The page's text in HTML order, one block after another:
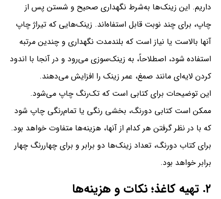
داریم. این زینک‌ها به‌شرط نگهداری صحیح و شستن پس از
چاپ، برای چند نوبت قابل استفاه‌اند. زینک‌هایی که تیراژ چاپ
آنها بالاست یا نیاز است که بلندمدت نگهداری و چندین مرتبه
استفاده شود، اصطلاحاً، به زینک‌سوزی می‌رود و در آنجا با اندود
کردن لایه‌ای مانند صمغ، عمر زینک را افزایش می‌دهند.
این توضیحات برای کتابی است که تک‌رنگ چاپ می‌شود.
ممکن است کتابی دورنگ‌،‌ بخشی رنگی یا تمام‌رنگی چاپ شود
که با در نظر گرفتن هر کدام از آنها،‌ هزینه‌ها متفاوت خواهد بود.
برای کتاب دورنگ، تعداد زینک‌ها دو برابر و برای چهاررنگ چهار
برابر خواهد بود.
۲. تهیه کاغذ؛‌ نکات و هزینه‌ها